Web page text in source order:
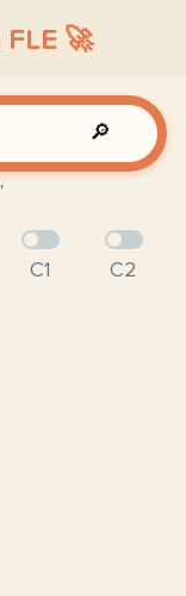
🚀
🔎
C1 C2